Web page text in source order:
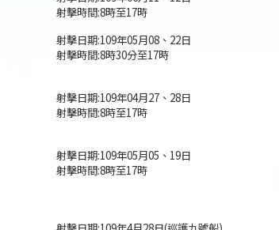
射擊時間:8時至17時
射擊日期:109年05月08、22日
射擊時間:8時30分至17時
射擊日期:109年04月27、28日
射擊時間:8時至17時
射擊日期:109年05月05、19日
射擊時間:8時至17時